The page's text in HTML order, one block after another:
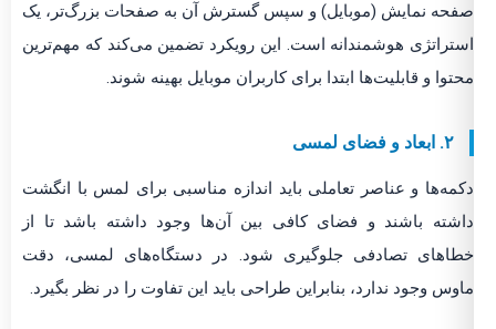
صفحه نمایش (موبایل) و سپس گسترش آن به صفحات بزرگ‌تر، یک
استراتژی هوشمندانه است. این رویکرد تضمین می‌کند که مهم‌ترین
محتوا و قابلیت‌ها ابتدا برای کاربران موبایل بهینه شوند.
۲. ابعاد و فضای لمسی
دکمه‌ها و عناصر تعاملی باید اندازه مناسبی برای لمس با انگشت
داشته باشند و فضای کافی بین آن‌ها وجود داشته باشد تا از
خطاهای تصادفی جلوگیری شود. در دستگاه‌های لمسی، دقت
ماوس وجود ندارد، بنابراین طراحی باید این تفاوت را در نظر بگیرد.